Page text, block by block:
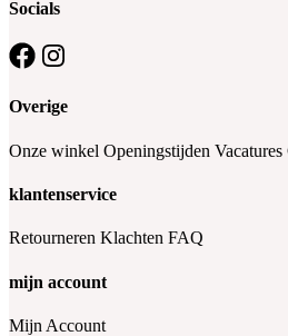
Socials
Overige
Onze winkel Openingstijden Vacatures
klantenservice
Retourneren Klachten FAQ
mijn account
Mijn Account